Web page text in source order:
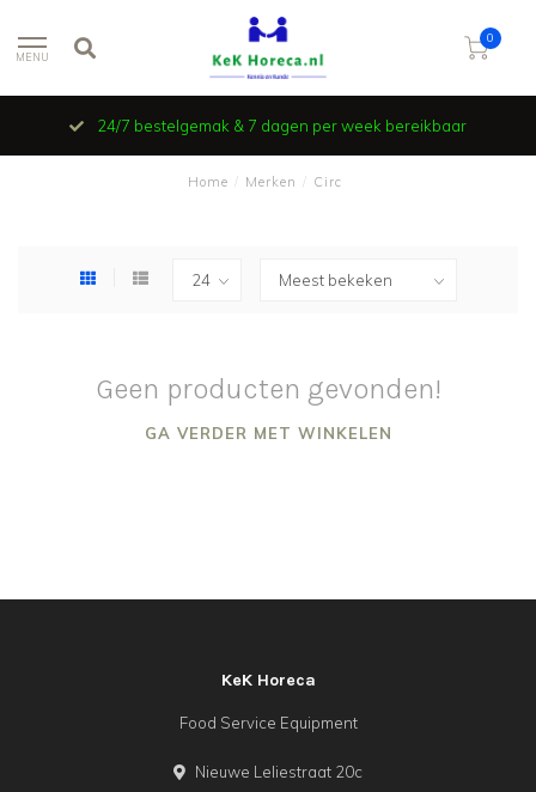
MENU
0
24/7 bestelgemak & 7 dagen per week bereikbaar
Home Merken Circ
Geen producten gevonden!
GA VERDER MET WINKELEN
KeK Horeca
Food Service Equipment
Nieuwe Leliestraat 20c